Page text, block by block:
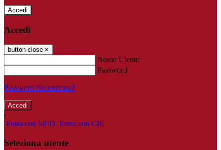
Accedi
Accedi
button close ×
Nome Utente
Password
Password dimenticata?
-
Entra con SPID Entra con CIE
Seleziona utente